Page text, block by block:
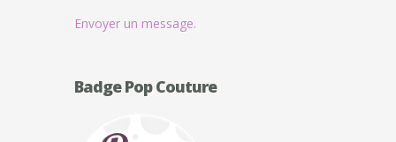
Envoyer un message.
Badge Pop Couture